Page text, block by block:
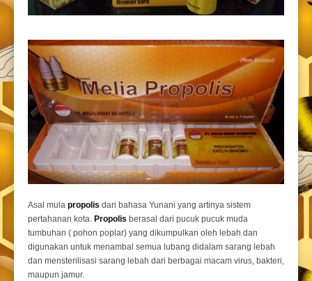
Asal mula propolis dari bahasa Yunani yang artinya sistem
pertahanan kota. Propolis berasal dari pucuk pucuk muda
tumbuhan ( pohon poplar) yang dikumpulkan oleh lebah dan
digunakan untuk menambal semua lubang didalam sarang lebah
dan mensterilisasi sarang lebah dari berbagai macam virus, bakteri,
maupun jamur.